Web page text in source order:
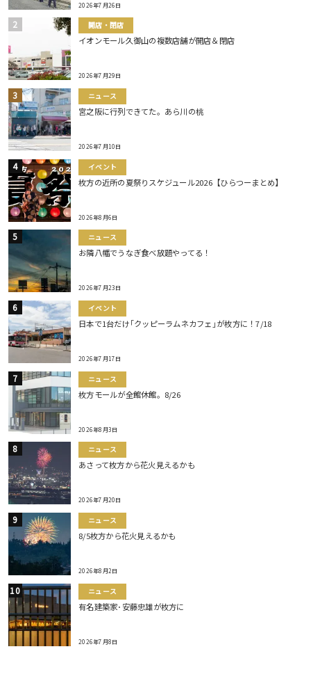
2026年7月26日
開店・閉店
イオンモール久御山の複数店舗が開店＆閉店
2026年7月29日
ニュース
宮之阪に行列できてた。あら川の桃
2026年7月10日
イベント
枚方の近所の夏祭りスケジュール2026【ひらつーまとめ】
2026年8月6日
ニュース
お隣八幡でうなぎ食べ放題やってる！
2026年7月23日
イベント
日本で1台だけ｢クッピーラムネカフェ｣が枚方に！7/18
2026年7月17日
ニュース
枚方モールが全館休館。8/26
2026年8月3日
ニュース
あさって枚方から花火見えるかも
2026年7月20日
ニュース
8/5枚方から花火見えるかも
2026年8月2日
ニュース
有名建築家･安藤忠雄が枚方に
2026年7月8日